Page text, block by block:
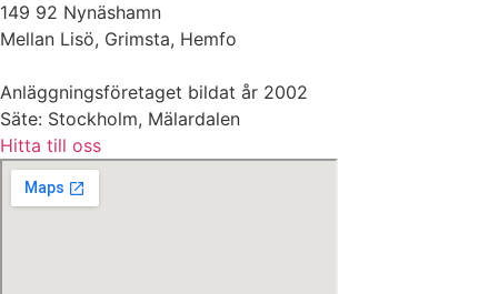
149 92 Nynäshamn
Mellan Lisö, Grimsta, Hemfo
Anläggningsföretaget bildat år 2002
Säte: Stockholm, Mälardalen
Hitta till oss